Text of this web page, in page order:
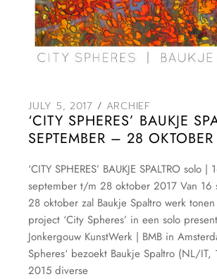
JULY 5, 2017 ARCHIEF
‘CITY SPHERES’ BAUKJE
SEPTEMBER – 28
‘CITY SPHERES’ BAUKJE SPALTRO solo |
september t/m 28 oktober 2017 Van 16
28 oktober zal Baukje Spaltro werk
project ‘City Spheres’ in een solo
Jonkergouw KunstWerk | BMB in
Spheres‘ bezoekt Baukje Spaltro (NL/
2015 diverse